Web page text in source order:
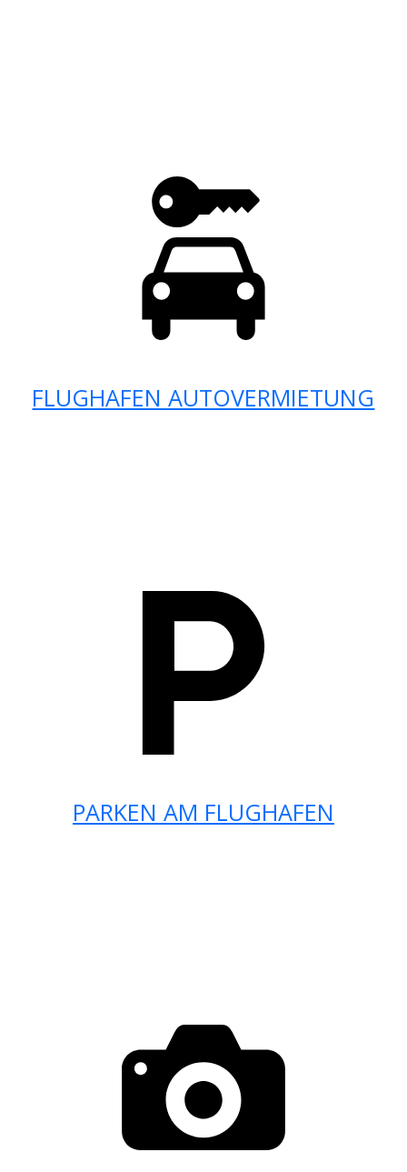
FLUGHAFEN AUTOVERMIETUNG
PARKEN AM FLUGHAFEN